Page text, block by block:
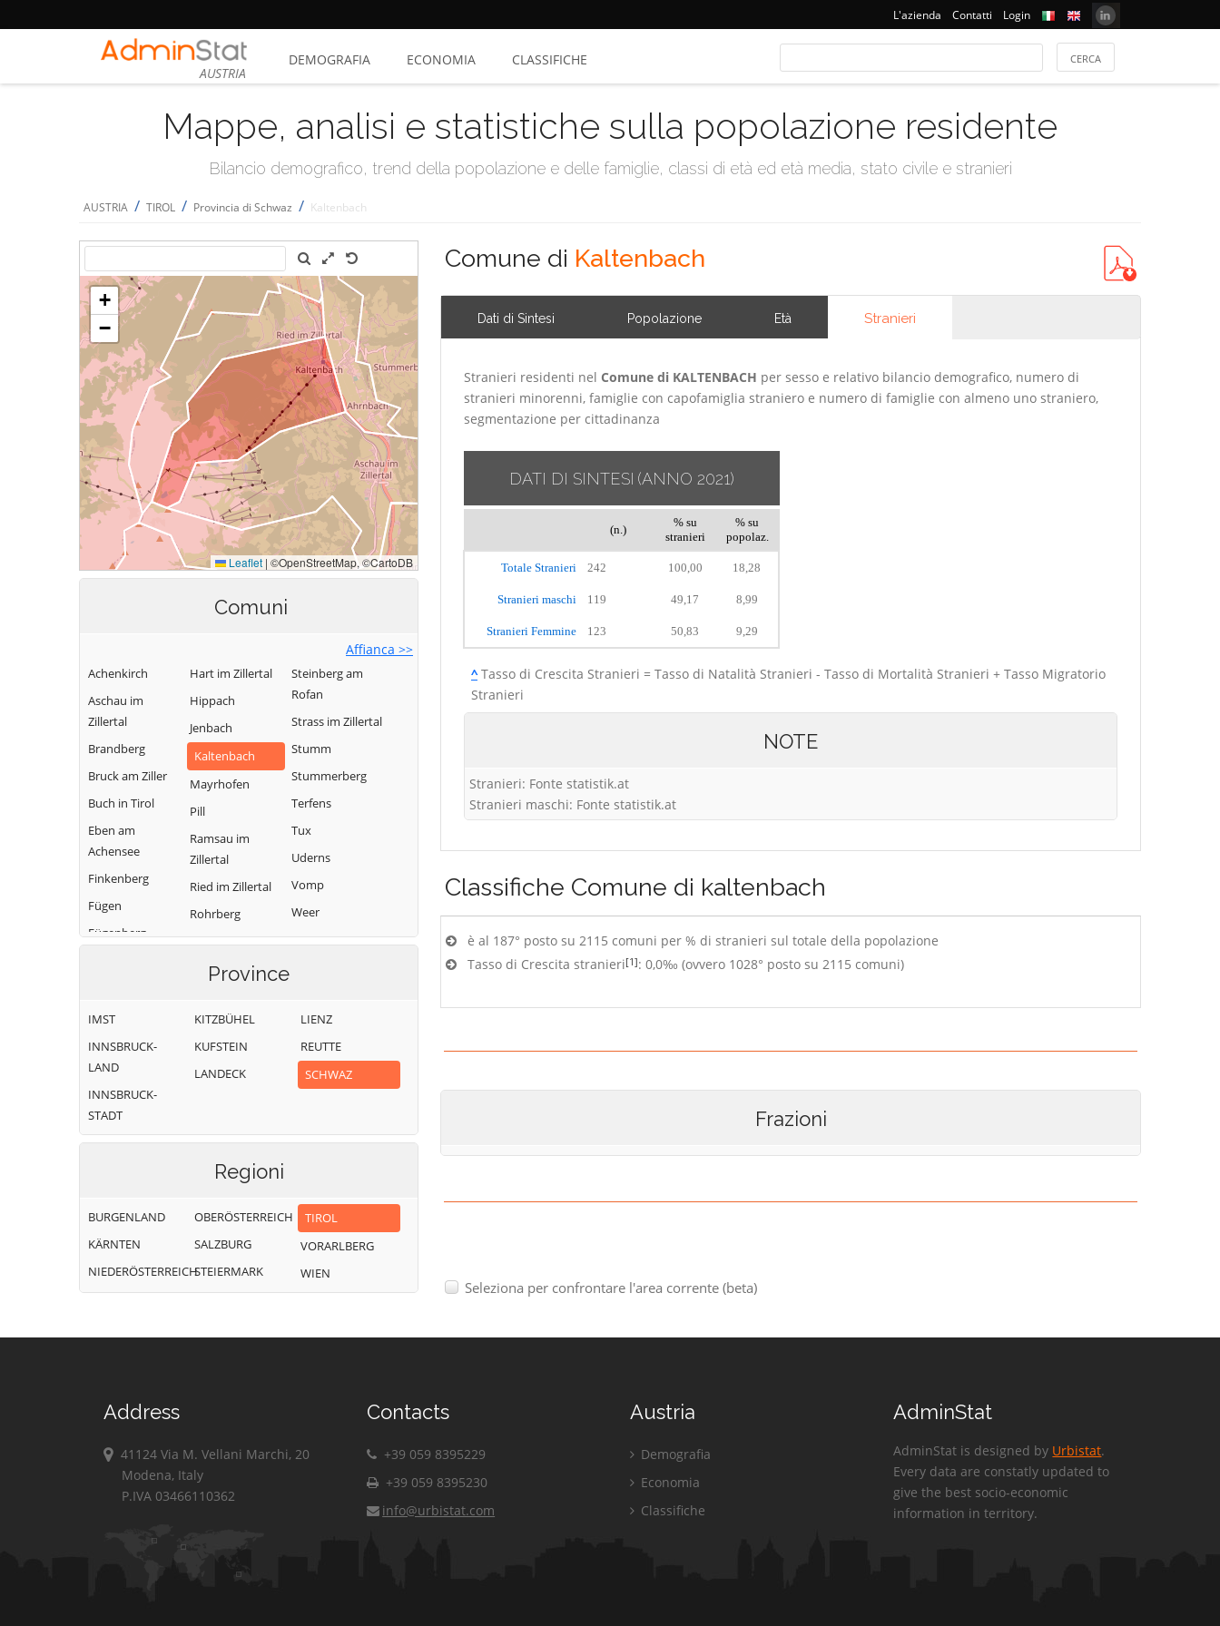
L'azienda Contatti Login
AUSTRIA
DEMOGRAFIA ECONOMIA CLASSIFICHE
Mappe, analisi e statistiche sulla popolazione residente
Bilancio demografico, trend della popolazione e delle famiglie, classi di età ed età media, stato civile e stranieri
AUSTRIA / TIROL / Provincia di Schwaz / Kaltenbach
Comuni
Affianca >>
Achenkirch
Aschau im
Zillertal
Brandberg
Bruck am Ziller
Buch in Tirol
Eben am
Achensee
Finkenberg
Fügen
Fügenberg
Gerlosberg
Hainzenberg
Hart im Zillertal
Hippach
Jenbach
Kaltenbach
Mayrhofen
Pill
Ramsau im
Zillertal
Ried im Zillertal
Rohrberg
Schlitters
Schwaz
Stans
Steinberg am
Rofan
Strass im Zillertal
Stumm
Stummerberg
Terfens
Tux
Uderns
Vomp
Weer
Weerberg
Zellberg
Province
IMST
INNSBRUCK-
LAND
INNSBRUCK-
STADT
KITZBÜHEL
KUFSTEIN
LANDECK
LIENZ
REUTTE
SCHWAZ
Regioni
BURGENLAND
KÄRNTEN
NIEDERÖSTERREICH
OBERÖSTERREICH
SALZBURG
STEIERMARK
TIROL
VORARLBERG
WIEN
Comune di Kaltenbach
Dati di Sintesi Popolazione Età Stranieri
Stranieri residenti nel Comune di KALTENBACH per sesso e relativo bilancio demografico, numero di
stranieri minorenni, famiglie con capofamiglia straniero e numero di famiglie con almeno uno straniero,
segmentazione per cittadinanza
DATI DI SINTESI (ANNO 2021)
(n.)
% su
stranieri
% su
popolaz.
Totale Stranieri 242 100,00 18,28
Stranieri maschi 119 49,17 8,99
Stranieri Femmine 123 50,83 9,29
^Tasso di Crescita Stranieri = Tasso di Natalità Stranieri - Tasso di Mortalità Stranieri + Tasso Migratorio
Stranieri
NOTE
Stranieri: Fonte statistik.at
Stranieri maschi: Fonte statistik.at
Classifiche Comune di kaltenbach
è al 187° posto su 2115 comuni per % di stranieri sul totale della popolazione
Tasso di Crescita stranieri[1]: 0,0‰ (ovvero 1028° posto su 2115 comuni)
Frazioni
Seleziona per confrontare l'area corrente (beta)
Address
41124 Via M. Vellani Marchi, 20
Modena, Italy
P.IVA 03466110362
Contacts
+39 059 8395229
+39 059 8395230
info@urbistat.com
Austria
Demografia
Economia
Classifiche
AdminStat
AdminStat is designed by Urbistat.
Every data are constatly updated to
give the best socio-economic
information in territory.